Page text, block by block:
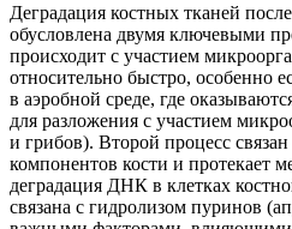
Деградация костных тканей
обусловлена двумя ключевыми
происходит с участием
относительно быстро, особенно
в аэробной среде, где
для разложения с участием
и грибов). Второй процесс
компонентов кости и протекает
деградация ДНК в клетках
связана с гидролизом пуринов